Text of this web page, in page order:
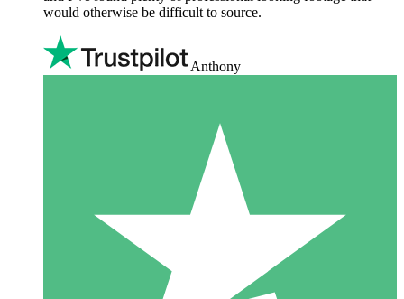
would otherwise be difficult to source.
Anthony